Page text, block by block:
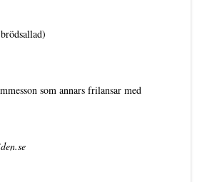
som annars frilansar med